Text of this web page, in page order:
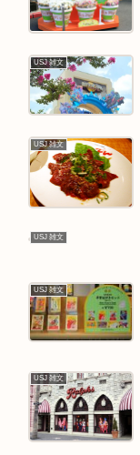
USJ 雑文
USJ 雑文
USJ 雑文
USJ 雑文
USJ 雑文